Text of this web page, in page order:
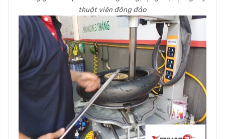
thuật viên đông đảo